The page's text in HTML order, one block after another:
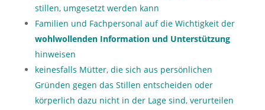
stillen, umgesetzt werden kann
Familien und Fachpersonal auf die Wichtigkeit der
wohlwollenden Information und Unterstützung
hinweisen
keinesfalls Mütter, die sich aus persönlichen
Gründen gegen das Stillen entscheiden oder
körperlich dazu nicht in der Lage sind, verurteilen